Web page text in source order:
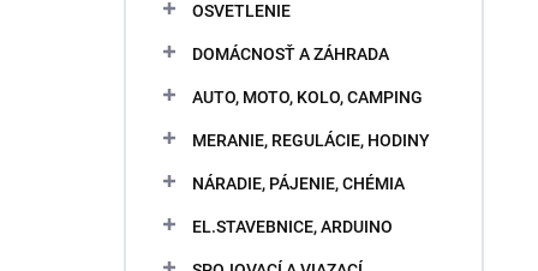
OSVETLENIE
DOMÁCNOSŤ A ZÁHRADA
AUTO, MOTO, KOLO, CAMPING
MERANIE, REGULÁCIE, HODINY
NÁRADIE, PÁJENIE, CHÉMIA
EL.STAVEBNICE, ARDUINO